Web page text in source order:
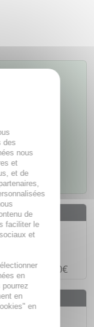
à partir de 30€
des
nous
et
et de
de
faciliter le
et
en
en
en